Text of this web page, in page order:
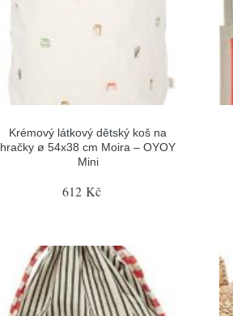
Krémový látkový dětský koš na
hračky ø 54x38 cm Moira – OYOY
Mini
612 Kč